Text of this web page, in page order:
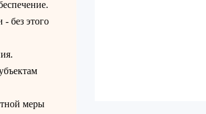
без этого
меры